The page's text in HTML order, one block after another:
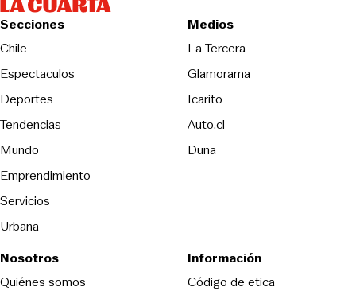
Secciones
Chile
Espectaculos
Deportes
Tendencias
Mundo
Emprendimiento
Servicios
Urbana
Medios
La Tercera
Glamorama
Icarito
Auto.cl
Duna
Nosotros
Quiénes somos
Información
Código de etica